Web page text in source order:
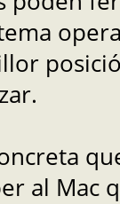
al Mac